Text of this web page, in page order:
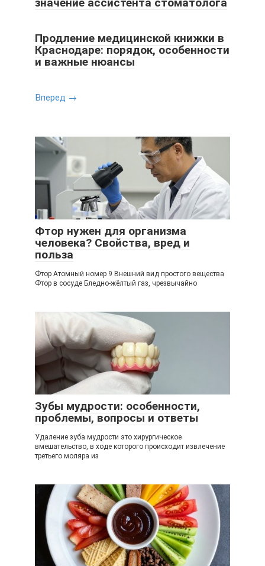
Продление медицинской книжки в
Краснодаре: порядок, особенности
и важные нюансы
Вперед →
Фтор нужен для организма
человека? Свойства, вред и
польза
Фтор Атомный номер 9 Внешний вид простого вещества
Фтор в сосуде Бледно-жёлтый газ, чрезвычайно
Зубы мудрости: особенности,
проблемы, вопросы и ответы
Удаление зуба мудрости это хирургическое
вмешательство, в ходе которого происходит извлечение
третьего моляра из